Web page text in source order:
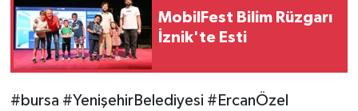
MobilFest Bilim Rüzgarı
İznik'te Esti
#bursa #YenişehirBelediyesi #ErcanÖzel